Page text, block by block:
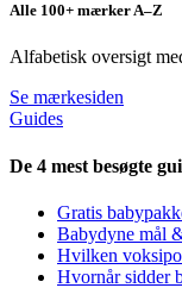
Alle 100+ mærker A–Z
Alfabetisk oversigt
Se mærkesiden
Guides
De 4 mest besøgte
Gratis
Babydyne mål
Hvilken
Hvornår sidder